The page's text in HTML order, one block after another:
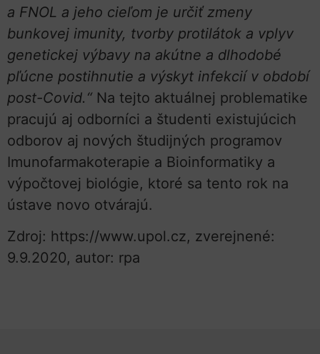
a FNOL a jeho cieľom je určiť zmeny
bunkovej imunity, tvorby protilátok a vplyv
genetickej výbavy na akútne a dlhodobé
pľúcne postihnutie a výskyt infekcií v období
post-Covid.“ Na tejto aktuálnej problematike
pracujú aj odborníci a študenti existujúcich
odborov aj nových študijných programov
Imunofarmakoterapie a Bioinformatiky a
výpočtovej biológie, ktoré sa tento rok na
ústave novo otvárajú.
Zdroj: https://www.upol.cz, zverejnené:
9.9.2020, autor: rpa